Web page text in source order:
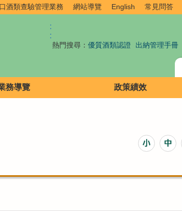
酒類查驗管理業務 網站導覽 English 常見問答
:
:
熱門搜尋： 優質酒類認證 出納管理手冊
務導覽 政策績效